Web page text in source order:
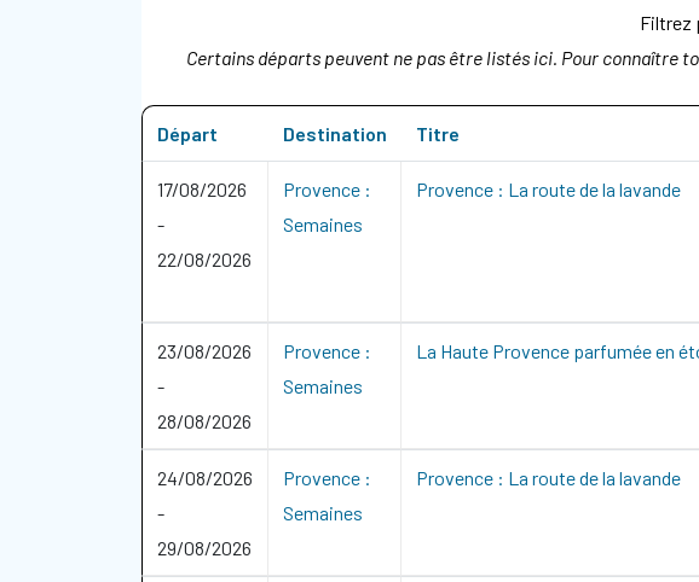
Filtrez
Certains départs peuvent ne pas être listés ici. Pour connaître
Départ Destination Titre
17/08/2026
-
22/08/2026
Provence :
Semaines
Provence : La route de la lavande
23/08/2026
-
28/08/2026
Provence :
Semaines
La Haute Provence parfumée en
24/08/2026
-
29/08/2026
Provence :
Semaines
Provence : La route de la lavande